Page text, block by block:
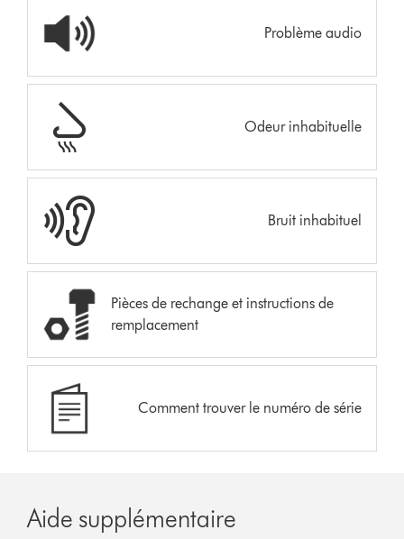
Problème audio
Odeur inhabituelle
Bruit inhabituel
Pièces de rechange et instructions de
remplacement
Comment trouver le numéro de série
Aide supplémentaire